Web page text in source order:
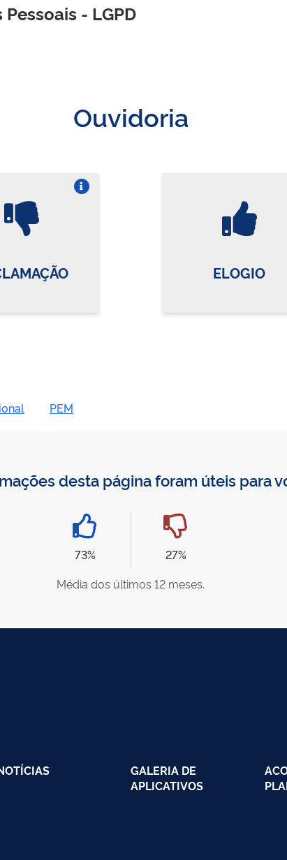
- LGPD
Ouvidoria
ELOGIO
PEM
desta página foram úteis para
73%
27%
Média dos últimos 12 meses.
GALERIA DE
APLICATIVOS